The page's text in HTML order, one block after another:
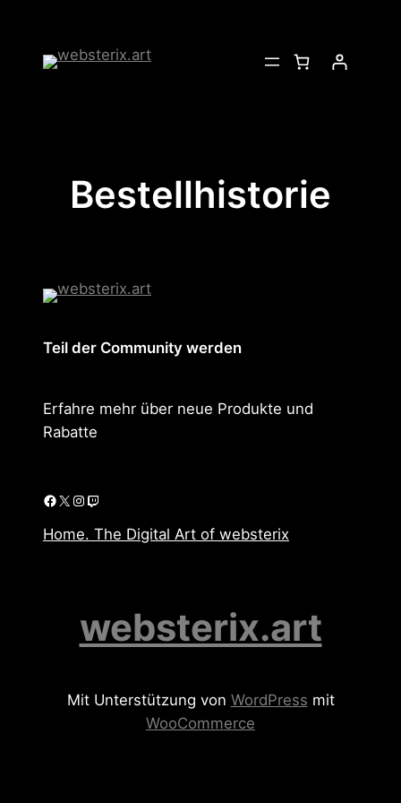
springen
Bestellhistorie
Teil der Community werden
Erfahre mehr über neue Produkte und
Rabatte
Facebook X Instagram Twitch
Home. The Digital Art of websterix
websterix.art
Mit Unterstützung von WordPress mit
WooCommerce